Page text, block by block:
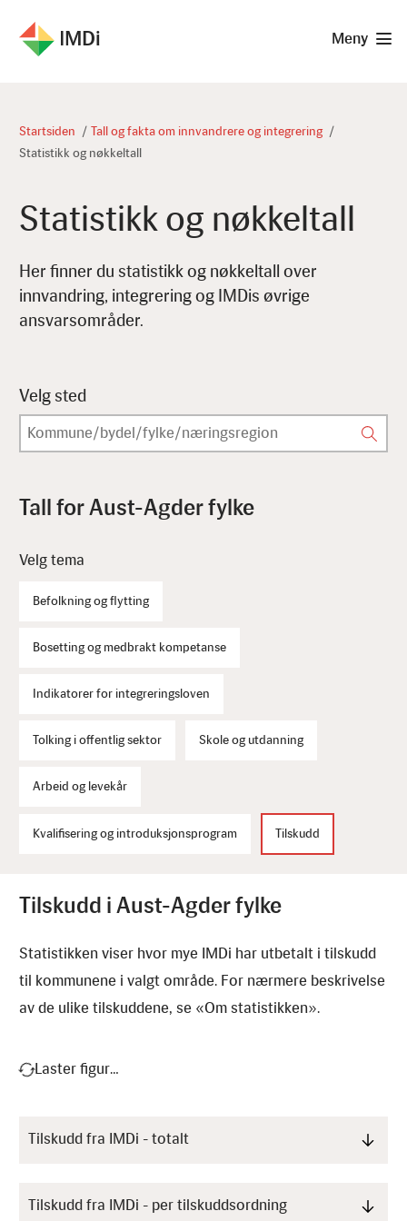
IMDi Meny
Startsiden
Tall og fakta om innvandrere og integrering
Statistikk og nøkkeltall
Statistikk og nøkkeltall
Her finner du statistikk og nøkkeltall over
innvandring, integrering og IMDis øvrige
ansvarsområder.
Velg sted
Tall for Aust-Agder fylke
Velg tema
Befolkning og flytting
Bosetting og medbrakt kompetanse
Indikatorer for integreringsloven
Tolking i offentlig sektor Skole og utdanning
Arbeid og levekår
Kvalifisering og introduksjonsprogram Tilskudd
Tilskudd i Aust-Agder fylke
Statistikken viser hvor mye IMDi har utbetalt i tilskudd
til kommunene i valgt område. For nærmere beskrivelse
av de ulike tilskuddene, se «Om statistikken».
Laster figur…
Tilskudd fra IMDi - totalt
Tilskudd fra IMDi - per tilskuddsordning